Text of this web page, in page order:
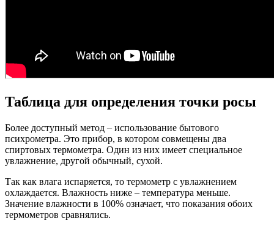
Таблица для определения точки росы
Более доступный метод – использование бытового
психрометра. Это прибор, в котором совмещены два
спиртовых термометра. Один из них имеет специальное
увлажнение, другой обычный, сухой.
Так как влага испаряется, то термометр с увлажнением
охлаждается. Влажность ниже – температура меньше.
Значение влажности в 100% означает, что показания обоих
термометров сравнялись.